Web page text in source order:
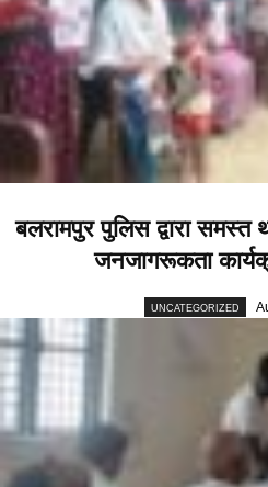
बलरामपुर पुलिस द्वारा समस्त
जनजागरूकता
UNCATEGORIZED